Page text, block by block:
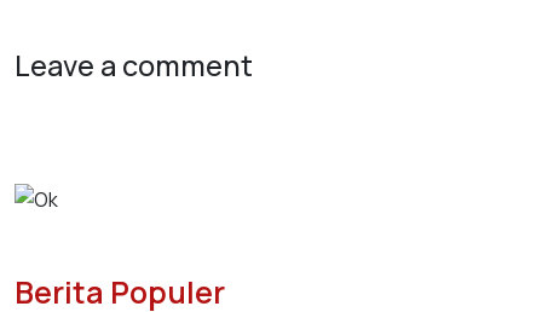
Leave a comment
Berita Populer